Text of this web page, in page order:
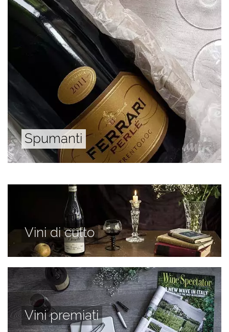
Spumanti
Vini di culto
Vini premiati